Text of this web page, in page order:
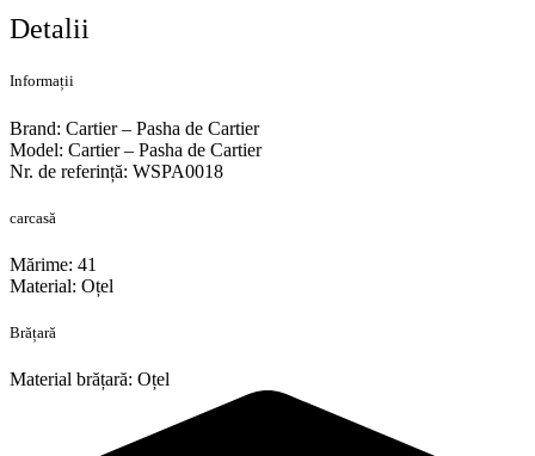
Detalii
Informații
Brand: Cartier – Pasha de Cartier
Model: Cartier – Pasha de Cartier
Nr. de referință: WSPA0018
carcasă
Mărime: 41
Material: Oțel
Brățară
Material brățară: Oțel